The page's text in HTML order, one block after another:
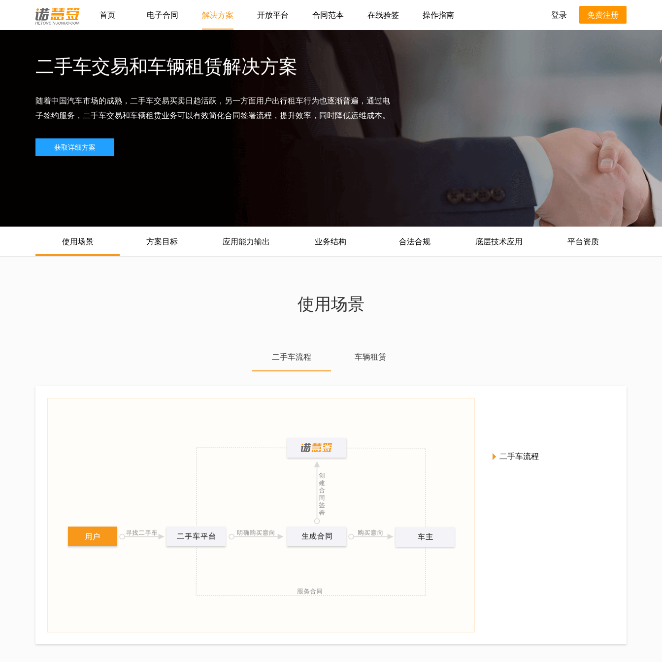
 首页 电子合同 解决方案 开放平台 合同范本 在线验签 操作指南 登录 免费注册
二手车交易和车辆租赁解决方案
随着中国汽车市场的成熟，二手车交易买卖日趋活跃，另一方面用户出行租车行为也逐渐普遍，通过电
子签约服务，二手车交易和车辆租赁业务可以有效简化合同签署流程，提升效率，同时降低运维成本。
获取详细方案
使用场景 方案目标 应用能力输出 业务结构 合法合规 底层技术应用 平台资质
使用场景
二手车流程 车辆租赁
二手车流程
车辆租赁